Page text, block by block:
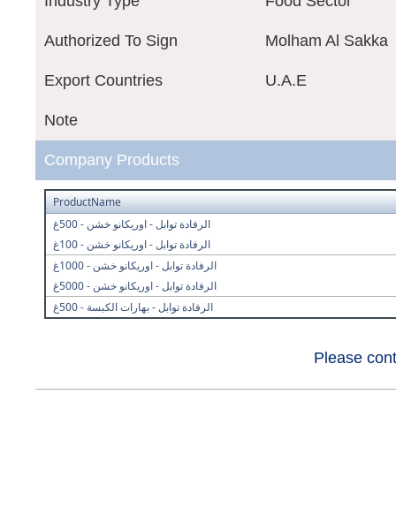
Authorized To Sign Molham Al Sakka
Export Countries U.A.E
Note
Company Products
ProductName
الرفادة توابل - اوريكانو خشن - 500غ
الرفادة توابل - اوريكانو خشن - 100غ
الرفادة توابل - اوريكانو خشن - 1000غ
الرفادة توابل - اوريكانو خشن - 5000غ
الرفادة توابل - بهارات الكبسة - 500غ
Please